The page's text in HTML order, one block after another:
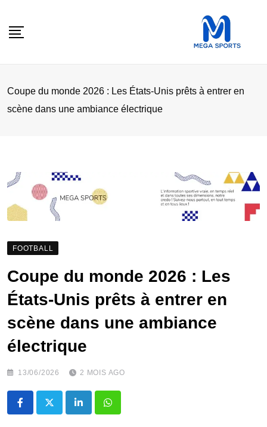
Coupe du monde 2026 : Les États-Unis prêts à entrer en
scène dans une ambiance électrique
FOOTBALL
Coupe du monde 2026 : Les
États-Unis prêts à entrer en
scène dans une ambiance
électrique
13/06/2026 2 MOIS AGO
LinkedInWhatsapp